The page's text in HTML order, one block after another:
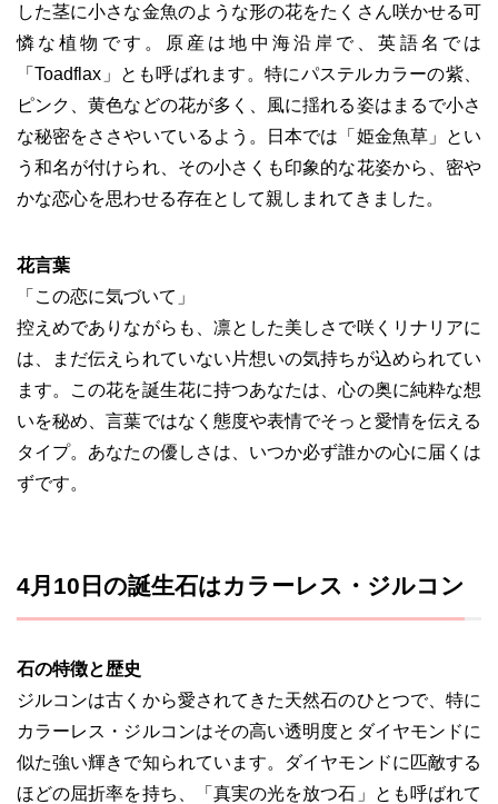
した茎に小さな金魚のような形の花をたくさん咲かせる可
憐な植物です。原産は地中海沿岸で、英語名では
「Toadflax」とも呼ばれます。特にパステルカラーの紫、
ピンク、黄色などの花が多く、風に揺れる姿はまるで小さ
な秘密をささやいているよう。日本では「姫金魚草」とい
う和名が付けられ、その小さくも印象的な花姿から、密や
かな恋心を思わせる存在として親しまれてきました。
花言葉
「この恋に気づいて」
控えめでありながらも、凛とした美しさで咲くリナリアに
は、まだ伝えられていない片想いの気持ちが込められてい
ます。この花を誕生花に持つあなたは、心の奥に純粋な想
いを秘め、言葉ではなく態度や表情でそっと愛情を伝える
タイプ。あなたの優しさは、いつか必ず誰かの心に届くは
ずです。
4月10日の誕生石はカラーレス・ジルコン
石の特徴と歴史
ジルコンは古くから愛されてきた天然石のひとつで、特に
カラーレス・ジルコンはその高い透明度とダイヤモンドに
似た強い輝きで知られています。ダイヤモンドに匹敵する
ほどの屈折率を持ち、「真実の光を放つ石」とも呼ばれて